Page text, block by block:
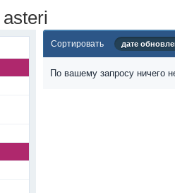
Сортировать дате
По вашему запросу ничего